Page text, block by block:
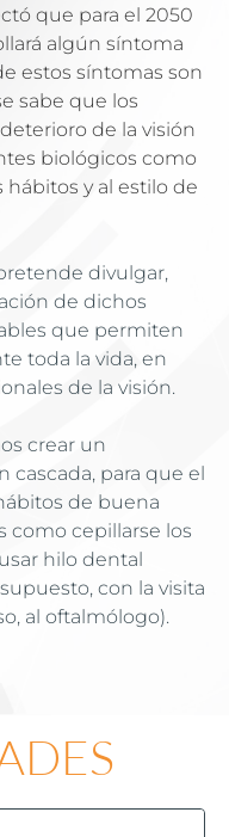
que para el 2050
algún síntoma
estos síntomas son
sabe que los
de la visión
biológicos como
hábitos y al estilo de
divulgar,
de dichos
que permiten
toda la vida, en
de la visión.
crear un
cascada, para que el
de buena
como cepillarse los
hilo dental
con la visita
al oftalmólogo).